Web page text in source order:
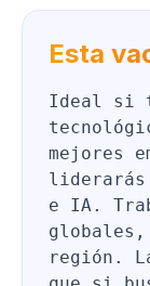
Esta
Ideal si
mejores
liderarás
e IA.
región.